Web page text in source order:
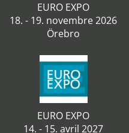
EURO EXPO
18. - 19. novembre 2026
Örebro
EURO EXPO
14. - 15. avril 2027